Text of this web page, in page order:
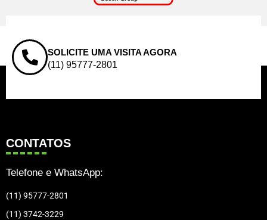
SOLICITE UMA VISITA AGORA
(11) 95777-2801
CONTATOS
Telefone e WhatsApp:
(11) 95777-2801
(11) 3742-3229